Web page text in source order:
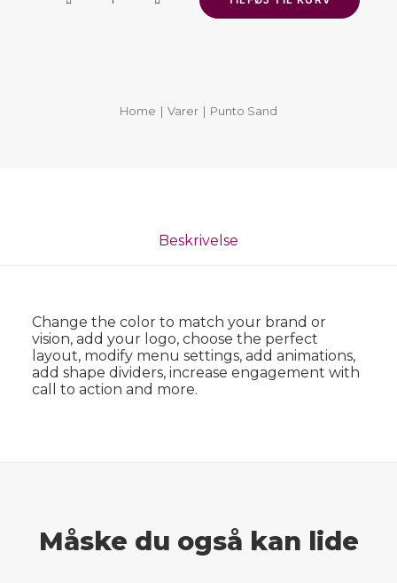
Home Varer Punto Sand
Beskrivelse
Change the color to match your brand or
vision, add your logo, choose the perfect
layout, modify menu settings, add animations,
add shape dividers, increase engagement with
call to action and more.
Måske du også kan lide